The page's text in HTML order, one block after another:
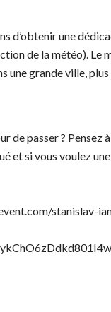
d’obtenir une
de la météo). Le
une grande ville,
de passer ?
et si vous voulez
stanislav-